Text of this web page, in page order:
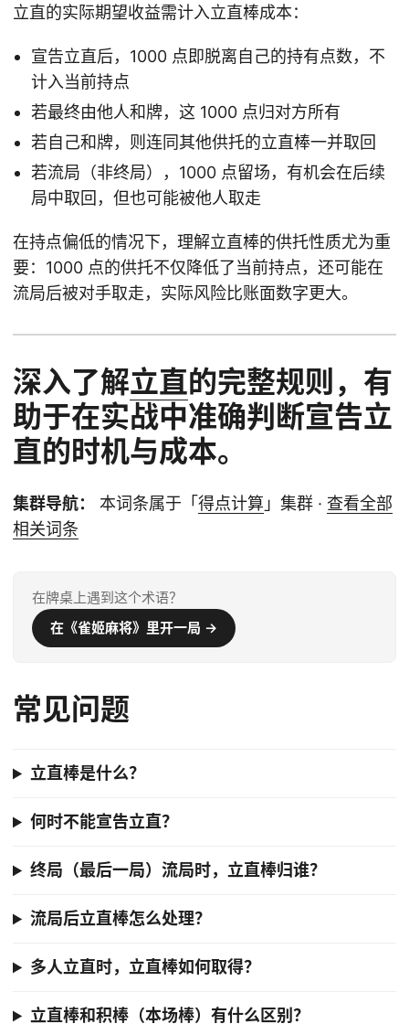
立直的实际期望收益需计入立直棒成本：
宣告立直后，1000 点即脱离自己的持有点数，不
计入当前持点
若最终由他人和牌，这 1000 点归对方所有
若自己和牌，则连同其他供托的立直棒一并取回
若流局（非终局），1000 点留场，有机会在后续
局中取回，但也可能被他人取走
在持点偏低的情况下，理解立直棒的供托性质尤为重
要：1000 点的供托不仅降低了当前持点，还可能在
流局后被对手取走，实际风险比账面数字更大。
深入了解立直的完整规则，有
助于在实战中准确判断宣告立
直的时机与成本。
集群导航： 本词条属于「 得点计算 」集群 · 查看全部
相关词条
在牌桌上遇到这个术语？
在《雀姬麻将》里开一局 →
常见问题
立直棒是什么？
何时不能宣告立直？
终局（最后一局）流局时，立直棒归谁？
流局后立直棒怎么处理？
多人立直时，立直棒如何取得？
立直棒和积棒（本场棒）有什么区别？